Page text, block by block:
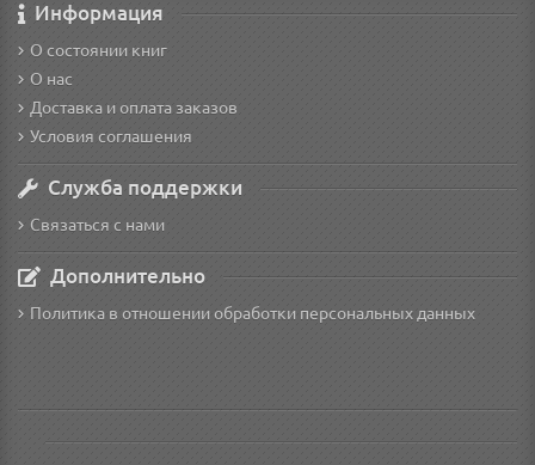
Информация
О состоянии книг
О нас
Доставка и оплата заказов
Условия соглашения
Служба поддержки
Связаться с нами
Дополнительно
Политика в отношении обработки персональных данных